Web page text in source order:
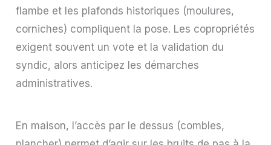
flambe et les plafonds historiques (moulures,
corniches) compliquent la pose. Les copropriétés
exigent souvent un vote et la validation du
syndic, alors anticipez les démarches
administratives.
En maison, l’accès par le dessus (combles,